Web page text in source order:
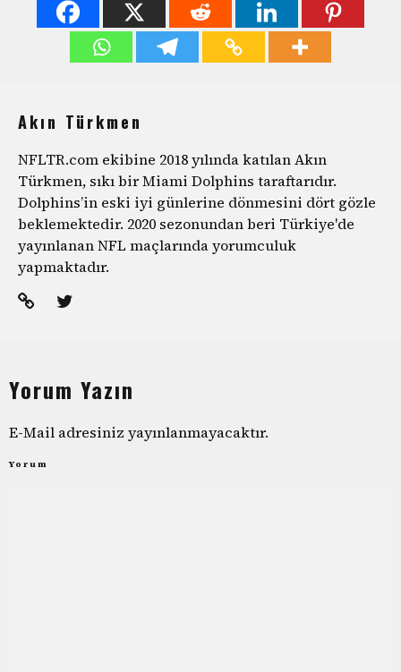
Akın Türkmen
NFLTR.com ekibine 2018 yılında katılan Akın
Türkmen, sıkı bir Miami Dolphins taraftarıdır.
Dolphins’in eski iyi günlerine dönmesini dört gözle
beklemektedir. 2020 sezonundan beri Türkiye'de
yayınlanan NFL maçlarında yorumculuk
yapmaktadır.
Yorum Yazın
E-Mail adresiniz yayınlanmayacaktır.
Yorum